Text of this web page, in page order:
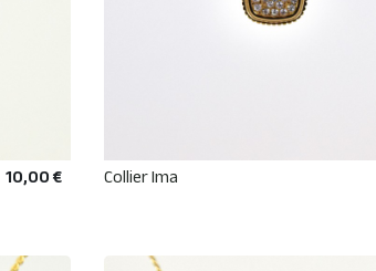
10,00 € Collier Ima